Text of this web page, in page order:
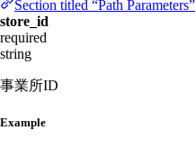
Section titled “Path Parameters”
store_id
required
string
事業所ID
Example